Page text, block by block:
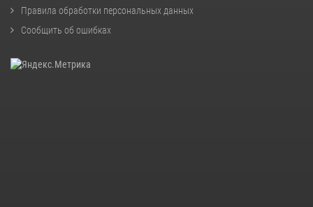
Правила обработки персональных данных
Сообщить об ошибках